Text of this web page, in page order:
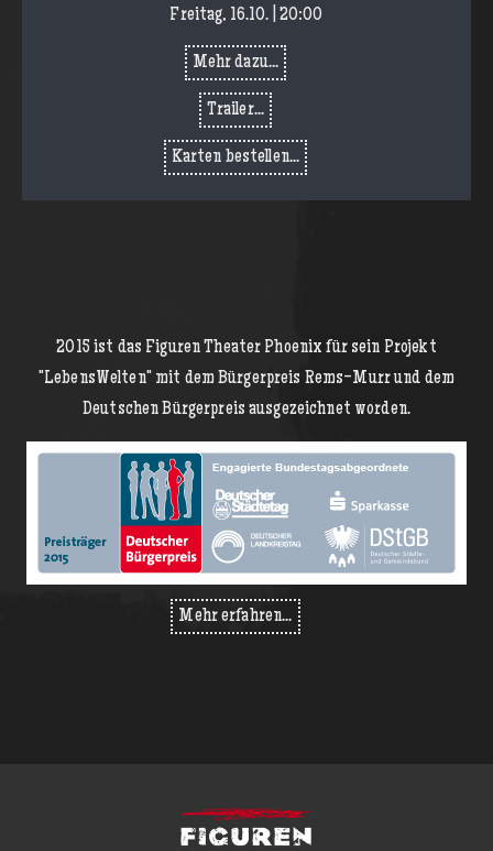
Freitag, 16.10. | 20:00
Mehr dazu...
Trailer...
Karten bestellen...
2015 ist das Figuren Theater Phoenix für sein Projekt
"LebensWelten" mit dem Bürgerpreis Rems-Murr und dem
Deutschen Bürgerpreis ausgezeichnet worden.
Mehr erfahren...